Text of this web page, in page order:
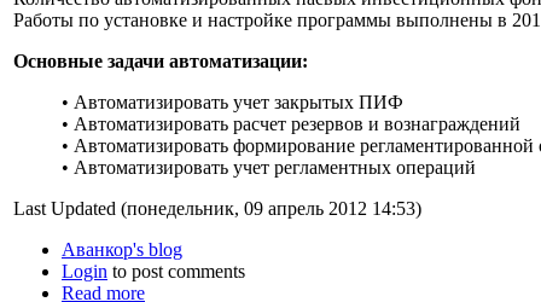
Работы по установке и настройке программы выполнены в
Основные задачи автоматизации:
• Автоматизировать учет закрытых ПИФ
• Автоматизировать расчет резервов и вознаграждений
• Автоматизировать формирование регламентированной
• Автоматизировать учет регламентных операций
Last Updated (понедельник, 09 апрель 2012 14:53)
Аванкор's blog
Login to post comments
Read more